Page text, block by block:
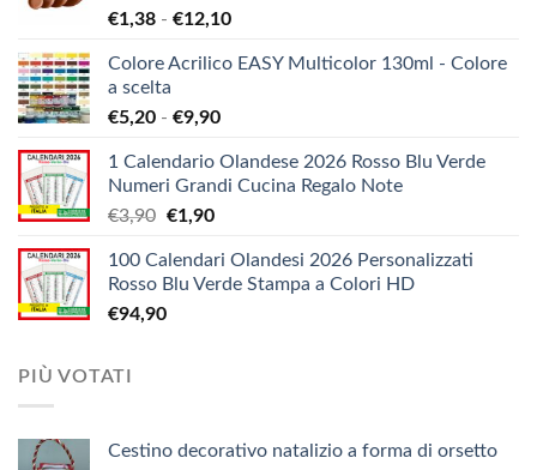
€1,38 - €12,10Fascia
prezzo:
€12,10
Colore Acrilico EASY Multicolor 130ml - Colore
a scelta
€5,20 - €9,90Fascia
prezzo:
da
€9,90
1 Calendario Olandese 2026 Rosso Blu Verde
Numeri Grandi Cucina Regalo Note
€3,90 Il
originale
era:
€3,90.
€1,90Il
attuale
è:
100 Calendari Olandesi 2026 Personalizzati
Rosso Blu Verde Stampa a Colori HD
€94,90
PIÙ VOTATI
Cestino decorativo natalizio a forma di orsetto